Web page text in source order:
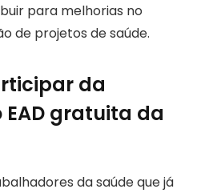
para melhorias no
de projetos de saúde.
da
gratuita da
da saúde que já